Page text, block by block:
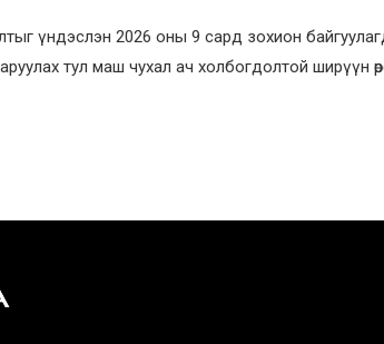
үндэслэн 2026 оны 9 сард зохион
тул маш чухал ач холбогдолтой ширүүн